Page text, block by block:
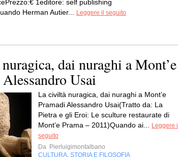
1editore: self publishing
Herman Autier...
Leggere il seguito
dai nuraghi a Mont’e
Usai
La civiltà nuragica, dai nuraghi a Mont’e
Pramadi Alessandro Usai(Tratto da: La
Pietra e gli Eroi: Le sculture restaurate di
Mont’e Prama – 2011)Quando ai...
Leggere il
seguito
Da Pierluigimontalbano
CULTURA STORIA E FILOSOFIA